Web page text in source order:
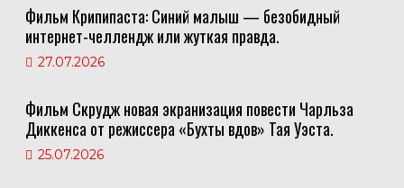
Фильм Крипипаста: Синий малыш — безобидный
интернет-челлендж или жуткая правда.
27.07.2026
Фильм Скрудж новая экранизация повести Чарльза
Диккенса от режиссера «Бухты вдов» Тая Уэста.
25.07.2026